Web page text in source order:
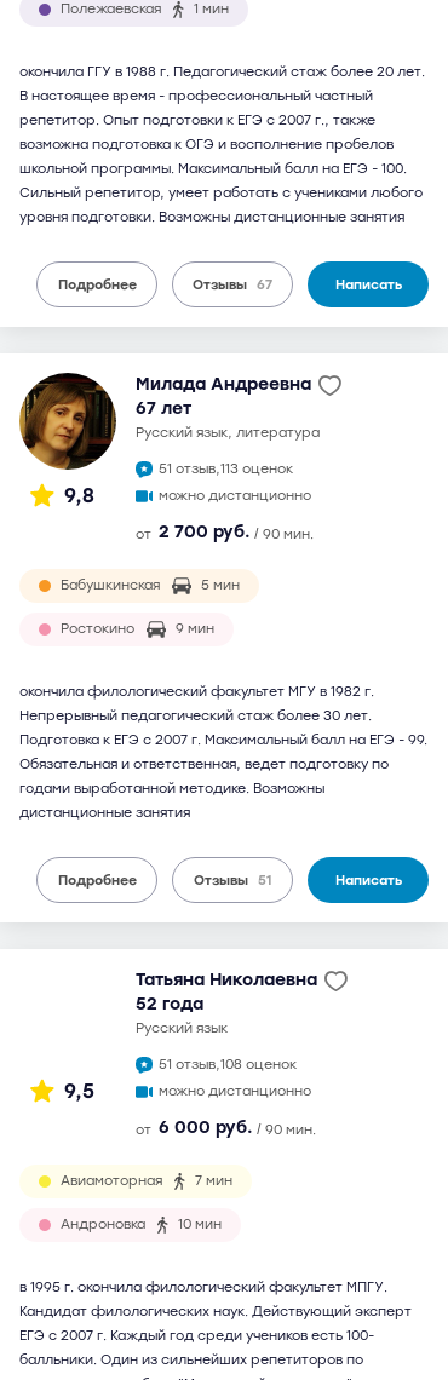
Полежаевская 1 мин
окончила ГГУ в 1988 г. Педагогический стаж более 20 лет.
В настоящее время - профессиональный частный
репетитор. Опыт подготовки к ЕГЭ с 2007 г., также
возможна подготовка к ОГЭ и восполнение пробелов
школьной программы. Максимальный балл на ЕГЭ - 100.
Сильный репетитор, умеет работать с учениками любого
уровня подготовки. Возможны дистанционные занятия
Подробнее Отзывы 67 Написать
9,8
Милада Андреевна
67 лет
русский язык, литература
51 отзыв,113 оценок
можно дистанционно
от 2 700 руб. / 90 мин.
Бабушкинская 5 мин
Ростокино 9 мин
окончила филологический факультет МГУ в 1982 г.
Непрерывный педагогический стаж более 30 лет.
Подготовка к ЕГЭ с 2007 г. Максимальный балл на ЕГЭ - 99.
Обязательная и ответственная, ведет подготовку по
годами выработанной методике. Возможны
дистанционные занятия
Подробнее Отзывы 51 Написать
9,5
Татьяна Николаевна
52 года
русский язык
51 отзыв,108 оценок
можно дистанционно
от 6 000 руб. / 90 мин.
Авиамоторная 7 мин
Андроновка 10 мин
в 1995 г. окончила филологический факультет МПГУ.
Кандидат филологических наук. Действующий эксперт
ЕГЭ с 2007 г. Каждый год среди учеников есть 100-
балльники. Один из сильнейших репетиторов по